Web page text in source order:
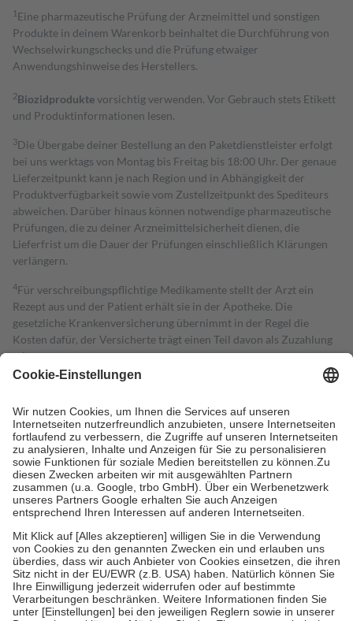
1 Eine pharmazeutische Prüfung der Arzneimittel und sonstigen
Produkte in deinem Warenkorb beinhaltet die Durchführung von
Wechselwirkungschecks und die Prüfung etwaiger
Anwendungshinweise des Herstellers.
2Biozidproduktevorsichtig verwenden. Vor Gebrauch stets Etikett
und Produktinformationen lesen.
3Die Übergabe deiner Bestellung an den Paketdienstleister erfolgt
bei uns werktags von Montag bis Freitag bis 18:00 Uhr. Der genaue
Lieferzeitpunkt kann je nach Region und in Abhängigkeit der
Produktverfügbarkeit sowie vom Zustellzeitpunkt des Spediteurs
abweichen. Darüber hinaus können notwendige pharmazeutische
Prüfungen, die zu deiner Arzneimittelsicherheit dienen, die
Lieferfrist um die Dauer der Prüfungen einschließlich Klärungen
verlängern.
4Für verschreibungspflichtige Medikamente stellt der Arzt ein
Rezept aus und der Patient erhält sie in der Apotheke. Die
gesetzliche Krankenversicherung übernimmt in der Regel die
Kosten dafür, der Versicherte trägt einen Teil davon als Zuzahlung
mit.
Grundsätzlich leisten Mitglieder Zuzahlungen in Höhe von zehn
höchstens zehn Euro.
Es sind jedoch nie mehr als die tatsächlichen
Kosten der Leistung zu entrichten.
Diese Regeln gelten grundsätzlich auch für Online-Apotheken.
Bei Heilmitteln und häuslicher Krankenpflege beträgt die
Zuzahlung zehn Prozent der Kosten sowie zehn Euro je
Verordnung.
Um das Engagement der Versicherten für ihre eigene Gesundheit zu
stärken und die besondere Stellung der Familie zu unterstützen,
fallenkeine Zuzahlungenan bei:
• Kindern und Jugendlichen bis zum vollendeten 18. Lebensjahr
mit Ausnahme der Fahrkosten
• Untersuchungen zur Vorsorge und Früherkennung, die von der
GKV getragen werden